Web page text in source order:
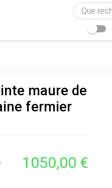
maure de
fermier
1050,00 €